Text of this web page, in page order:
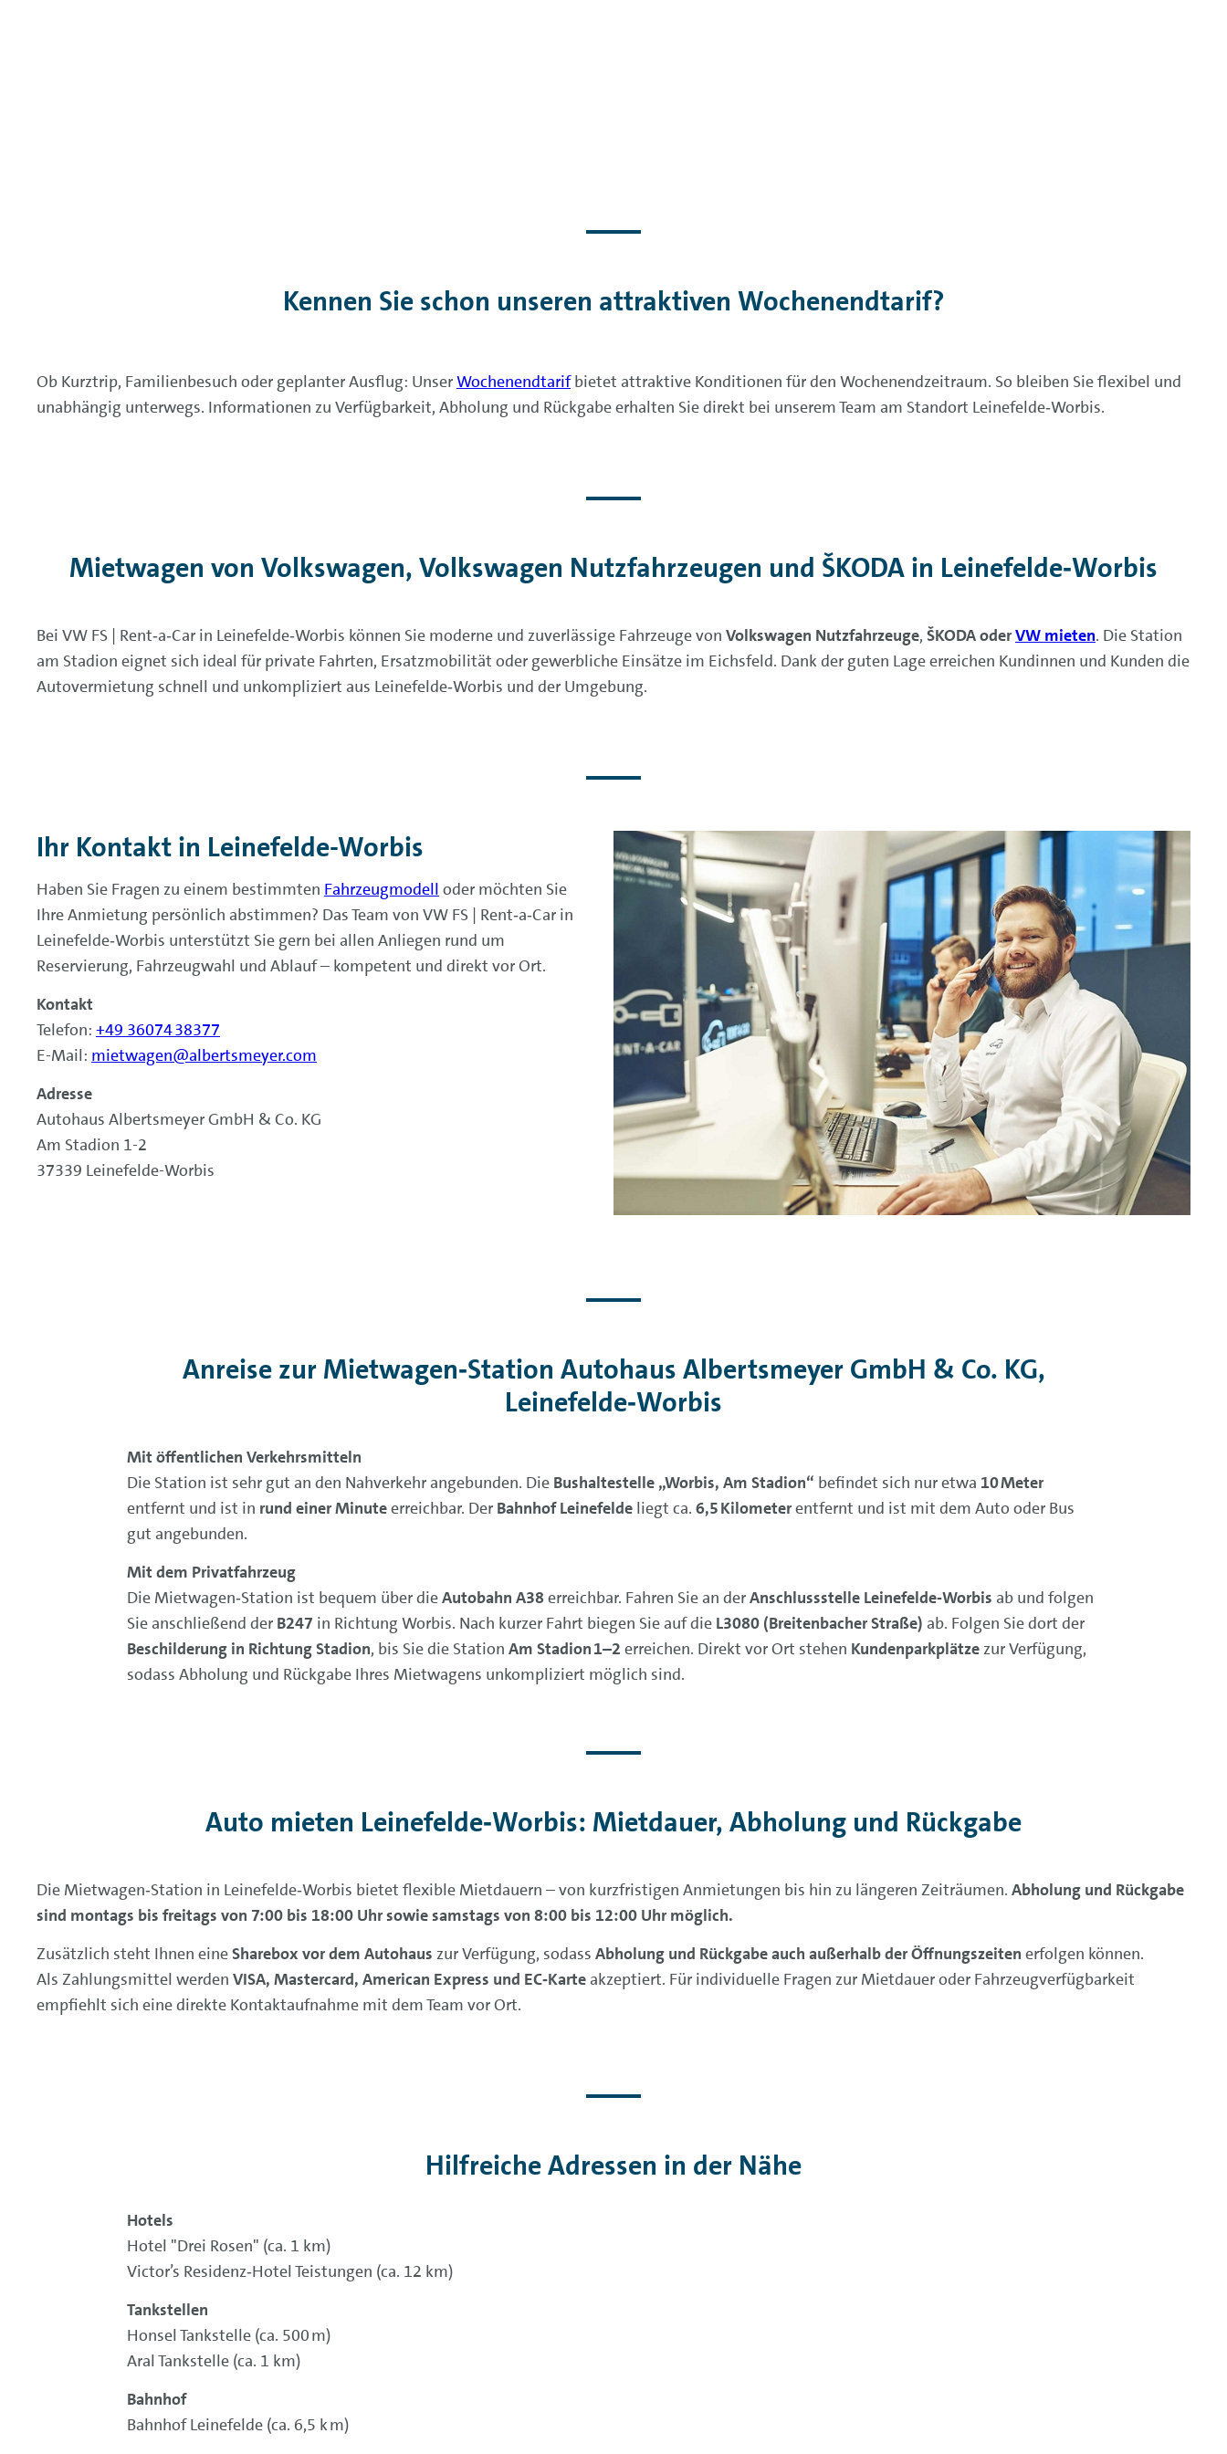
Kennen Sie schon unseren attraktiven Wochenendtarif?
Ob Kurztrip, Familienbesuch oder geplanter Ausflug: UnserWochenendtarifbietet attraktive Konditionen für den Wochenendzeitraum. So bleiben Sie flexibel und
unabhängig unterwegs. Informationen zu Verfügbarkeit, Abholung und Rückgabe erhalten Sie direkt bei unserem Team am Standort Leinefelde‑Worbis.
Mietwagen von Volkswagen, Volkswagen Nutzfahrzeugen und ŠKODA in Leinefelde‑Worbis
Bei VW FS | Rent‑a‑Car in Leinefelde‑Worbis können Sie moderne und zuverlässige Fahrzeuge von Volkswagen Nutzfahrzeuge, ŠKODA oderVW mieten. Die Station
am Stadion eignet sich ideal für private Fahrten, Ersatzmobilität oder gewerbliche Einsätze im Eichsfeld. Dank der guten Lage erreichen Kundinnen und Kunden die
Autovermietung schnell und unkompliziert aus Leinefelde‑Worbis und der Umgebung.
Ihr Kontakt in Leinefelde-Worbis
Haben Sie Fragen zu einem bestimmten Fahrzeugmodell oder möchten Sie
Ihre Anmietung persönlich abstimmen? Das Team von VW FS | Rent‑a‑Car in
Leinefelde‑Worbis unterstützt Sie gern bei allen Anliegen rund um
Reservierung, Fahrzeugwahl und Ablauf – kompetent und direkt vor Ort.
Kontakt
Telefon: +49 36074 38377
E-Mail: mietwagen@albertsmeyer.com
Adresse
Autohaus Albertsmeyer GmbH & Co. KG
Am Stadion 1-2
37339 Leinefelde-Worbis
Anreise zur Mietwagen‑Station Autohaus Albertsmeyer GmbH & Co. KG,
Leinefelde‑Worbis
Mit öffentlichen Verkehrsmitteln
Die Station ist sehr gut an den Nahverkehr angebunden. Die Bushaltestelle „Worbis, Am Stadion“ befindet sich nur etwa 10 Meter
entfernt und ist in rund einer Minuteerreichbar. Der Bahnhof Leinefeldeliegt ca. 6,5 Kilometerentfernt und ist mit dem Auto oder Bus
gut angebunden.
Mit dem Privatfahrzeug
Die Mietwagen‑Station ist bequem über dieAutobahn A38erreichbar. Fahren Sie an derAnschlussstelle Leinefelde‑Worbis ab und folgen
Sie anschließend der B247 in Richtung Worbis. Nach kurzer Fahrt biegen Sie auf die L3080 (Breitenbacher Straße) ab. Folgen Sie dort der
Beschilderung in Richtung Stadion, bis Sie die Station Am Stadion 1–2 erreichen. Direkt vor Ort stehen Kundenparkplätzezur Verfügung,
sodass Abholung und Rückgabe Ihres Mietwagens unkompliziert möglich sind.
Auto mieten Leinefelde‑Worbis: Mietdauer, Abholung und Rückgabe
Die Mietwagen‑Station in Leinefelde‑Worbis bietet flexible Mietdauern – von kurzfristigen Anmietungen bis hin zu längeren Zeiträumen. Abholung und Rückgabe
sind montags bis freitags von 7:00 bis 18:00 Uhr sowie samstags von 8:00 bis 12:00 Uhr möglich.
Zusätzlich steht Ihnen eineSharebox vor dem Autohaus zur Verfügung, sodass Abholung und Rückgabe auch außerhalb der Öffnungszeiten erfolgen können.
Als Zahlungsmittel werden VISA, Mastercard, American Express und EC‑Karteakzeptiert. Für individuelle Fragen zur Mietdauer oder Fahrzeugverfügbarkeit
empfiehlt sich eine direkte Kontaktaufnahme mit dem Team vor Ort.
Hilfreiche Adressen in der Nähe
Hotels
Hotel "Drei Rosen" (ca. 1 km)
Victor’s Residenz‑Hotel Teistungen (ca. 12 km)
Tankstellen
Honsel Tankstelle (ca. 500 m)
Aral Tankstelle (ca. 1 km)
Bahnhof
Bahnhof Leinefelde (ca. 6,5 k m)